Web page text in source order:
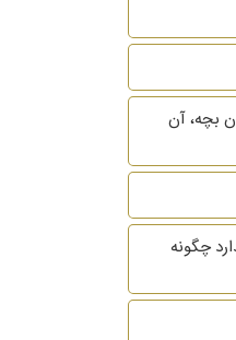
بچه، آن
چگونه